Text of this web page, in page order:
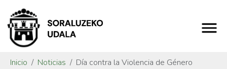
Inicio Noticias Día contra la Violencia de Género